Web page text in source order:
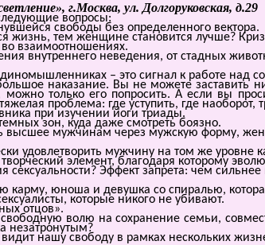
г.Москва, ул. Долгоруковская, д.29
вопросы:
свободы без определенного вектора.
жизнь, тем женщине становится лучше?
во взаимоотношениях.
внутреннего неведения, от стадных
– это сигнал к работе над
наказание. Вы не можете заставить
только его попросить. А если вы
проблема: где уступить, где наоборот,
при изучении йоги триады.
зон, куда даже смотреть боязно.
высшее мужчинам через мужскую форму,
удовлетворить мужчину на том же уровне
элемент, благодаря которому
сексуальности? Эффект запрета: чем
карму, юноша и девушка со спиралью,
которые никого не убивают.
отцов».
волю на сохранение семьи,
незатронутым?
нашу свободу в рамках нескольких